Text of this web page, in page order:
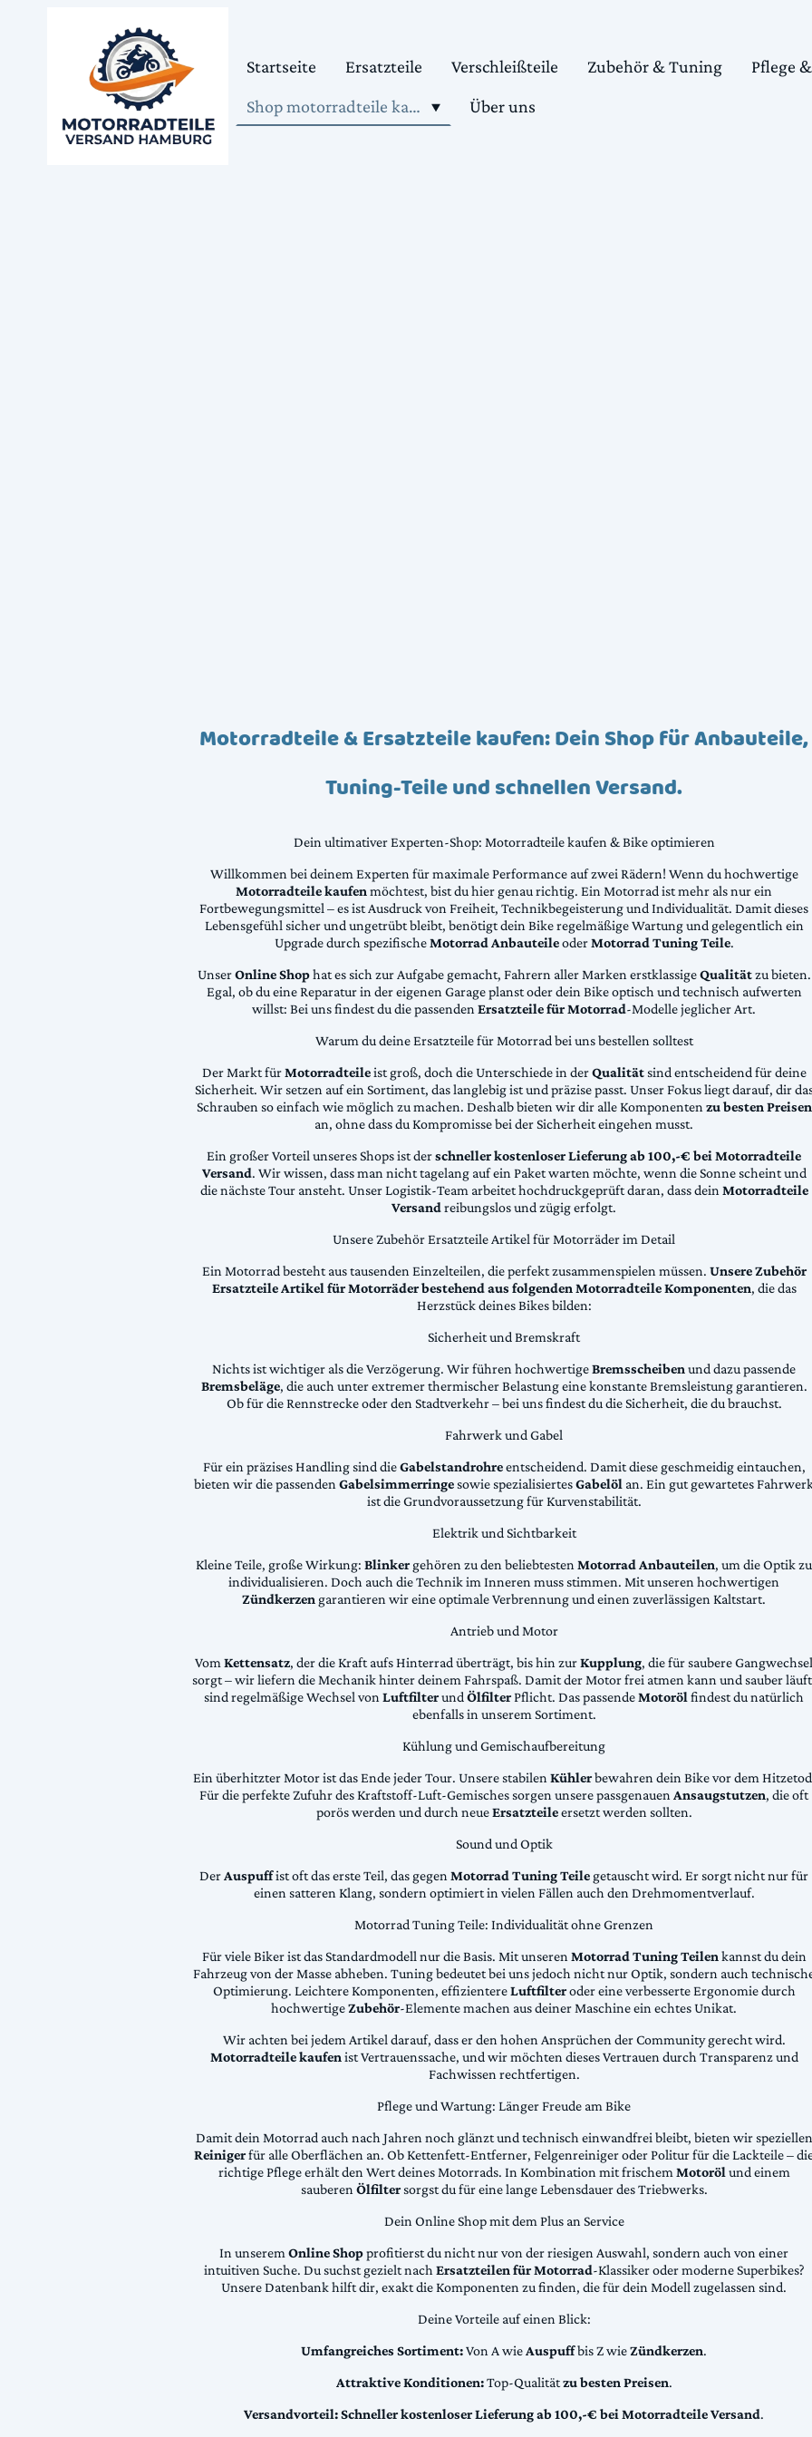
Startseite Ersatzteile Verschleißteile Zubehör & Tuning
Pflege
Shop motorradteile kaufen
Über uns
Motorradteile & Ersatzteile kaufen: Dein Shop für Anbauteile,
Tuning-Teile und schnellen Versand.
Dein ultimativer Experten-Shop: Motorradteile kaufen & Bike optimieren
Willkommen bei deinem Experten für maximale Performance auf zwei Rädern! Wenn du hochwertige
Motorradteile kaufenmöchtest, bist du hier genau richtig. Ein Motorrad ist mehr als nur ein
Fortbewegungsmittel – es ist Ausdruck von Freiheit, Technikbegeisterung und Individualität. Damit dieses
Lebensgefühl sicher und ungetrübt bleibt, benötigt dein Bike regelmäßige Wartung und gelegentlich ein
Upgrade durch spezifischeMotorrad AnbauteileoderMotorrad Tuning Teile.
UnserOnline Shophat es sich zur Aufgabe gemacht, Fahrern aller Marken erstklassigeQualitätzu bieten.
Egal, ob du eine Reparatur in der eigenen Garage planst oder dein Bike optisch und technisch aufwerten
willst: Bei uns findest du die passendenErsatzteile für Motorrad-Modelle jeglicher Art.
Warum du deine Ersatzteile für Motorrad bei uns bestellen solltest
Der Markt fürMotorradteileist groß, doch die Unterschiede in derQualitätsind entscheidend für deine
Sicherheit. Wir setzen auf ein Sortiment, das langlebig ist und präzise passt. Unser Fokus liegt darauf, dir
Schrauben so einfach wie möglich zu machen. Deshalb bieten wir dir alle Komponentenzu besten Preisen
an, ohne dass du Kompromisse bei der Sicherheit eingehen musst.
Ein großer Vorteil unseres Shops ist derschneller kostenloser Lieferung ab 100,-€ bei Motorradteile
Versand. Wir wissen, dass man nicht tagelang auf ein Paket warten möchte, wenn die Sonne scheint und
die nächste Tour ansteht. Unser Logistik-Team arbeitet hochdruckgeprüft daran, dass deinMotorradteile
Versandreibungslos und zügig erfolgt.
Unsere Zubehör Ersatzteile Artikel für Motorräder im Detail
Ein Motorrad besteht aus tausenden Einzelteilen, die perfekt zusammenspielen müssen. Unsere Zubehör
Ersatzteile Artikel für Motorräder bestehend aus folgenden Motorradteile Komponenten, die das
Herzstück deines Bikes bilden:
Sicherheit und Bremskraft
Nichts ist wichtiger als die Verzögerung. Wir führen hochwertigeBremsscheibenund dazu passende
Bremsbeläge, die auch unter extremer thermischer Belastung eine konstante Bremsleistung garantieren.
Ob für die Rennstrecke oder den Stadtverkehr – bei uns findest du die Sicherheit, die du brauchst.
Fahrwerk und Gabel
Für ein präzises Handling sind dieGabelstandrohreentscheidend. Damit diese geschmeidig eintauchen,
bieten wir die passendenGabelsimmerringesowie spezialisiertesGabelöl an. Ein gut gewartetes
ist die Grundvoraussetzung für Kurvenstabilität.
Elektrik und Sichtbarkeit
Kleine Teile, große Wirkung: Blinker gehören zu den beliebtestenMotorrad Anbauteilen, um die Optik zu
individualisieren. Doch auch die Technik im Inneren muss stimmen. Mit unseren hochwertigen
Zündkerzen garantieren wir eine optimale Verbrennung und einen zuverlässigen Kaltstart.
Antrieb und Motor
VomKettensatz, der die Kraft aufs Hinterrad überträgt, bis hin zurKupplung, die für saubere Gangwechsel
sorgt – wir liefern die Mechanik hinter deinem Fahrspaß. Damit der Motor frei atmen kann und sauber
sind regelmäßige Wechsel vonLuftfilterundÖlfilterPflicht. Das passendeMotorölfindest du natürlich
ebenfalls in unserem Sortiment.
Kühlung und Gemischaufbereitung
Ein überhitzter Motor ist das Ende jeder Tour. Unsere stabilenKühlerbewahren dein Bike vor dem
Für die perfekte Zufuhr des Kraftstoff-Luft-Gemisches sorgen unsere passgenauenAnsaugstutzen, die oft
porös werden und durch neueErsatzteileersetzt werden sollten.
Sound und Optik
DerAuspuffist oft das erste Teil, das gegenMotorrad Tuning Teile getauscht wird. Er sorgt nicht nur für
einen satteren Klang, sondern optimiert in vielen Fällen auch den Drehmomentverlauf.
Motorrad Tuning Teile: Individualität ohne Grenzen
Für viele Biker ist das Standardmodell nur die Basis. Mit unserenMotorrad Tuning Teilenkannst du dein
Fahrzeug von der Masse abheben. Tuning bedeutet bei uns jedoch nicht nur Optik, sondern auch
Optimierung. Leichtere Komponenten, effizientereLuftfilteroder eine verbesserte Ergonomie durch
hochwertigeZubehör-Elemente machen aus deiner Maschine ein echtes Unikat.
Wir achten bei jedem Artikel darauf, dass er den hohen Ansprüchen der Community gerecht wird.
Motorradteile kaufenist Vertrauenssache, und wir möchten dieses Vertrauen durch Transparenz und
Fachwissen rechtfertigen.
Pflege und Wartung: Länger Freude am Bike
Damit dein Motorrad auch nach Jahren noch glänzt und technisch einwandfrei bleibt, bieten wir speziellen
Reinigerfür alle Oberflächen an. Ob Kettenfett-Entferner, Felgenreiniger oder Politur für die Lackteile –
richtige Pflege erhält den Wert deines Motorrads. In Kombination mit frischemMotorölund einem
sauberenÖlfiltersorgst du für eine lange Lebensdauer des Triebwerks.
Dein Online Shop mit dem Plus an Service
In unseremOnline Shopprofitierst du nicht nur von der riesigen Auswahl, sondern auch von einer
intuitiven Suche. Du suchst gezielt nachErsatzteilen für Motorrad-Klassiker oder moderne Superbikes?
Unsere Datenbank hilft dir, exakt die Komponenten zu finden, die für dein Modell zugelassen sind.
Deine Vorteile auf einen Blick:
Umfangreiches Sortiment:Von A wieAuspuffbis Z wieZündkerzen.
Attraktive Konditionen:Top-Qualitätzu besten Preisen.
Versandvorteil:Schneller kostenloser Lieferung ab 100,-€ bei Motorradteile Versand.